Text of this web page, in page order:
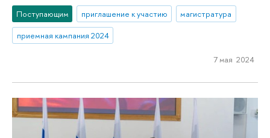
Поступающим приглашение к участию
магистратура
приемная кампания 2024
7 мая 2024